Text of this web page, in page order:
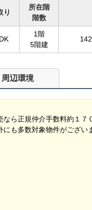
り
所在階
階数
1階
5階建
周辺環境
ら正規仲介手数料約１
も多数対象物件がござ